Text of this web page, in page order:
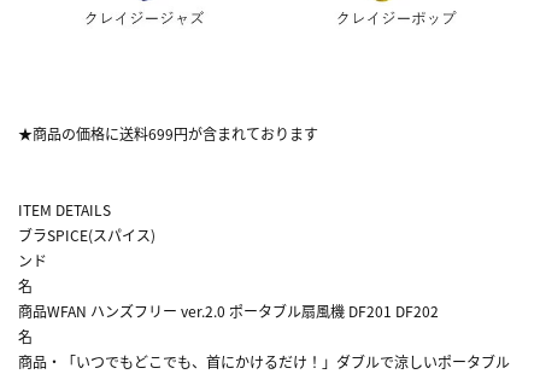
★商品の価格に送料699円が含まれております
ITEM DETAILS
ブラ
ンド
名
SPICE(スパイス)
商品
名
WFAN ハンズフリー ver.2.0 ポータブル扇風機 DF201 DF202
商品 ・「いつでもどこでも、首にかけるだけ！」ダブルで涼しいポータブル